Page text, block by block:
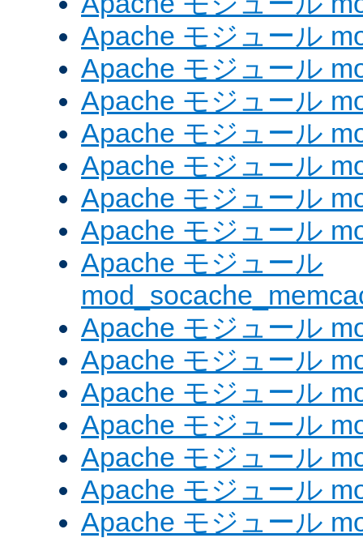
Apache モジュール
Apache モジュール
Apache モジュール
Apache モジュール
Apache モジュール
Apache モジュール
Apache モジュール
Apache モジュール
Apache モジュール
Apache モジュール
Apache モジュール
Apache モジュール
Apache モジュール
Apache モジュール
Apache モジュール